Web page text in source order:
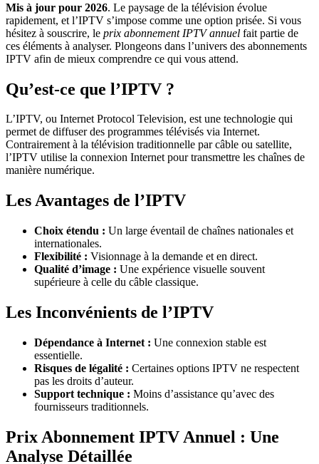
Mis à jour pour 2026. Le paysage de la télévision évolue
rapidement, et l’IPTV s’impose comme une option prisée. Si vous
hésitez à souscrire, le prix abonnement IPTV annuel fait partie de
ces éléments à analyser. Plongeons dans l’univers des abonnements
IPTV afin de mieux comprendre ce qui vous attend.
Qu’est-ce que l’IPTV ?
L’IPTV, ou Internet Protocol Television, est une technologie qui
permet de diffuser des programmes télévisés via Internet.
Contrairement à la télévision traditionnelle par câble ou satellite,
l’IPTV utilise la connexion Internet pour transmettre les chaînes de
manière numérique.
Les Avantages de l’IPTV
Choix étendu : Un large éventail de chaînes nationales et
internationales.
Flexibilité : Visionnage à la demande et en direct.
Qualité d’image : Une expérience visuelle souvent
supérieure à celle du câble classique.
Les Inconvénients de l’IPTV
Dépendance à Internet : Une connexion stable est
essentielle.
Risques de légalité : Certaines options IPTV ne respectent
pas les droits d’auteur.
Support technique : Moins d’assistance qu’avec des
fournisseurs traditionnels.
Prix Abonnement IPTV Annuel : Une
Analyse Détaillée